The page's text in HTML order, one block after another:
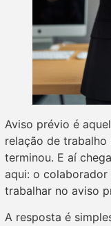
Aviso prévio é
relação de trabalho
terminou. E aí
aqui: o colaborador
trabalhar no aviso
A resposta é